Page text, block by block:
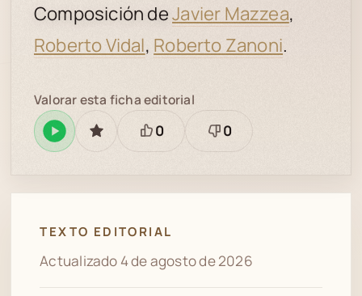
Composición deJavier Mazzea,
Roberto Vidal, Roberto Zanoni.
ReproducirGUARDAR
Valorar esta ficha editorial
Está
0
Necesita
0
TEXTO EDITORIAL
Actualizado 4 de agosto de 2026